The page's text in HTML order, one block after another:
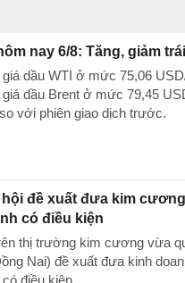
nay 6/8: Tăng, giảm
dầu WTI ở mức 75,06
dầu Brent ở mức 79,45
với phiên giao dịch trước.
đề xuất đưa kim
có điều kiện
thị trường kim cương vừa
Nai) đề xuất đưa kinh
điều kiện.